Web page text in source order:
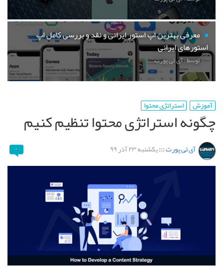
معرفی بهترین اپ استور ایرانی و نقد و بررسی کامل اپ
استورهای ایرانی
توسط : آی تی پورت
آموزش استراتژی محتوا
چگونه استراتژی محتوا تنظیم کنیم
آی تی پورت:::یکشنبه ۲۳ آذر ۹۹ ۰